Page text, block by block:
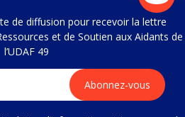
de diffusion pour recevoir la lettre
et de Soutien aux Aidants de
l’UDAF 49